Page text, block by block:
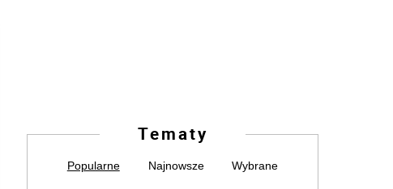
Tematy
Popularne Najnowsze Wybrane